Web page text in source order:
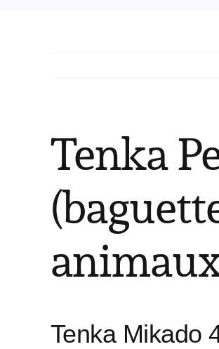
Tenka
Tenka Mikado